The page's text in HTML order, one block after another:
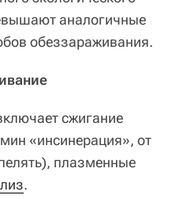
аналогичные
обеззараживания.
сжигание
«инсинерация», от
плазменные
.